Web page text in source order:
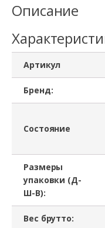
Описание
Артикул
Бренд:
Состояние
Размеры
упаковки (Д-
Ш-В):
Вес брутто: